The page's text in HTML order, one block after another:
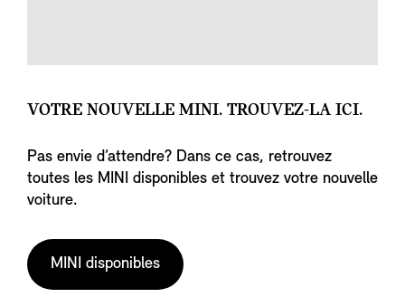
VOTRE NOUVELLE MINI. TROUVEZ-LA ICI.
Pas envie d’attendre? Dans ce cas, retrouvez
toutes les MINI disponibles et trouvez votre nouvelle
voiture.
MINI disponibles